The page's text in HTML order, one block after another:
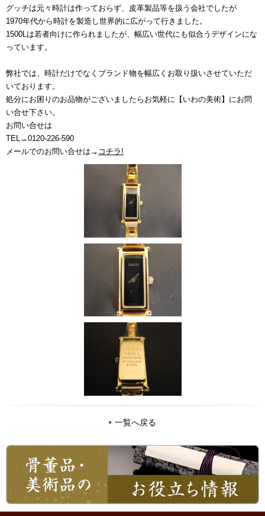
グッチは元々時計は作っておらず、皮革製品等を扱う会社でしたが
1970年代から時計を製造し世界的に広がって行きました。
1500Lは若者向けに作られましたが、幅広い世代にも似合うデザインにな
っています。
弊社では、時計だけでなくブランド物を幅広くお取り扱いさせていただ
いております。
処分にお困りのお品物がございましたらお気軽に【いわの美術】にお問
い合せ下さい。
お問い合せは
TEL→0120-226-590
メールでのお問い合せは→ コチラ!
一覧へ戻る